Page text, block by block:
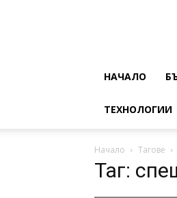
НАЧАЛО
ТЕХНОЛОГИИ
Начало Тагове
Таг: